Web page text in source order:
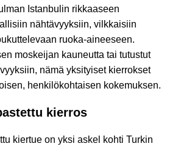
Istanbulin rikkaaseen
nähtävyyksiin, vilkkaisiin
ruoka-aineeseen.
moskeijan kauneutta tai tutustut
nämä yksityiset kierrokset
henkilökohtaisen kokemuksen.
kierros
kiertue on yksi askel kohti Turkin